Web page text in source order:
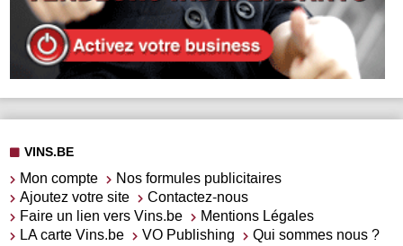
VINS.BE
Mon compte
Nos formules publicitaires
Ajoutez votre site
Contactez-nous
Faire un lien vers Vins.be
Mentions Légales
LA carte Vins.be
VO Publishing Qui sommes nous ?